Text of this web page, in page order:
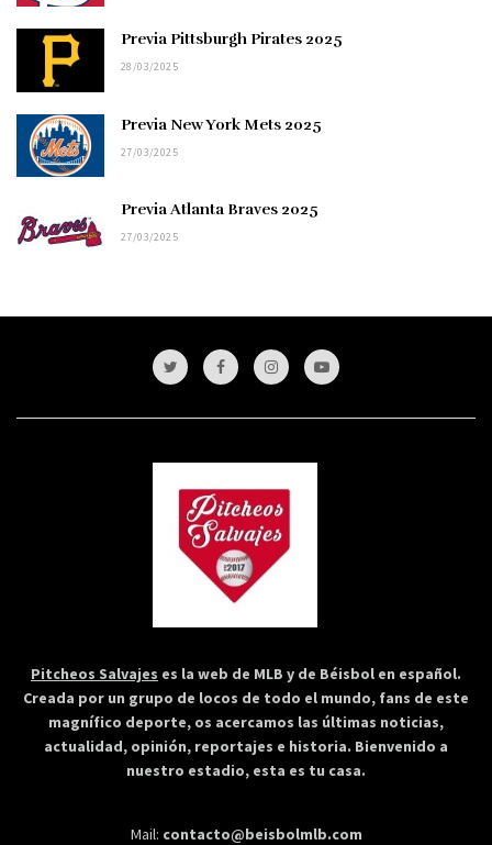
Previa Pittsburgh Pirates 2025
28/03/2025
Previa New York Mets 2025
27/03/2025
Previa Atlanta Braves 2025
27/03/2025
Pitcheos Salvajes es la web de MLB y de Béisbol en español.
Creada por un grupo de locos de todo el mundo, fans de este
magnífico deporte, os acercamos las últimas noticias,
actualidad, opinión, reportajes e historia. Bienvenido a
nuestro estadio, esta es tu casa.
Mail: contacto@beisbolmlb.com